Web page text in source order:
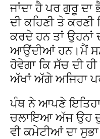
ਜਾਂਦਾ ਹੈ ਪਰ ਗੁਰੂ
ਦੀ ਕਹਿਣੀ ਤੇ
ਕਰਦੇ ਹਨ ਤਾਂ ਉਹਨਾਂ
ਆਉਂਦੀਆਂ ਹਨ।ਮੈਂ
ਹੋਵੇਗਾ ਕਿ ਸੱਚ ਦੀ
ਅੱਖਾਂ ਅੱਗੇ ਅਜਿਹਾ
ਪੰਥ ਨੇ ਆਪਣੇ
ਚਲਾਇਆ ਅੱਜ ਉਹ
ਵੀ ਕਮੇਟੀਆਂ ਦਾ